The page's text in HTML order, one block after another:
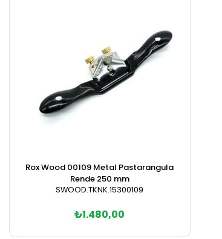
Rox Wood 00109 Metal Pastarangula
Rende 250 mm
SWOOD.TKNK.15300109
₺1.480,00